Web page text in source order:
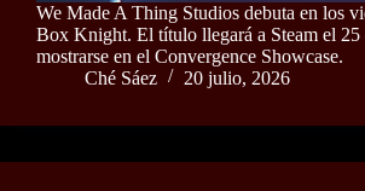
We Made A Thing Studios debuta en los
Box Knight. El título llegará a Steam el 25
mostrarse en el Convergence Showcase.
Ché Sáez
20 julio, 2026